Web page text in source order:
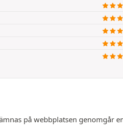
på webbplatsen genomgår